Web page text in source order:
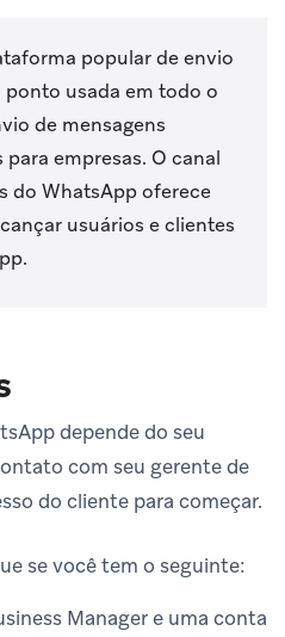
popular de envio
usada em todo o
de mensagens
empresas. O canal
do WhatsApp oferece
usuários e clientes
depende do seu
com seu gerente de
do cliente para começar.
se você tem o seguinte:
Manager e uma conta